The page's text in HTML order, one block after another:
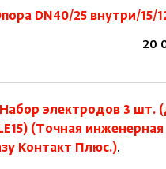
DN40/25 внутри/15/
20
Набор электродов 3 шт.
(Точная
Контакт Плюс.).